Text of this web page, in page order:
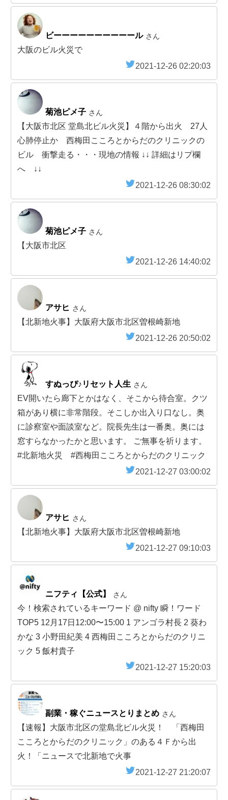
ビーーーーーーーーーール さん
大阪のビル火災で
2021-12-26 02:20:03
菊池ピメ子 さん
【大阪市北区 堂島北ビル火災】４階から出火 27人
心肺停止か 西梅田こころとからだのクリニックの
ビル 衝撃走る・・・現地の情報 ↓↓ 詳細はリプ欄
へ ↓↓
2021-12-26 08:30:02
菊池ピメ子 さん
【大阪市北区
2021-12-26 14:40:02
アサヒ さん
【北新地火事】大阪府大阪市北区曽根崎新地
2021-12-26 20:50:02
すぬっぴ♪リセット人生 さん
EV開いたら廊下とかはなく、そこから待合室。クツ
箱があり横に非常階段。そこしか出入り口なし。奥
に診察室や面談室など。院長先生は一番奥。奥には
窓すらなかったかと思います。 ご無事を祈ります。
#北新地火災 #西梅田こころとからだのクリニック
2021-12-27 03:00:02
アサヒ さん
【北新地火事】大阪府大阪市北区曽根崎新地
2021-12-27 09:10:03
ニフティ【公式】 さん
今！検索されているキーワード @ nifty 瞬！ワード
TOP5 12月17日12:00〜15:00 1 アンゴラ村長 2 葵わ
かな 3 小野田紀美 4 西梅田こころとからだのクリニ
ック 5 飯村貴子
2021-12-27 15:20:03
副業・稼ぐニュースとりまとめ さん
【速報】大阪市北区の堂島北ビル火災！ 「西梅田
こころとからだのクリニック」のある４Ｆから出
火！「ニュースで北新地で火事
2021-12-27 21:20:07